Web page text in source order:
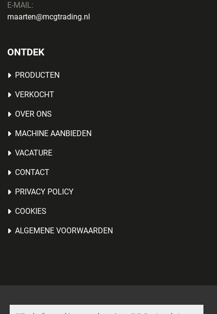
E-MAIL:
maarten@mcgtrading.nl
ONTDEK
PRODUCTEN
VERKOCHT
OVER ONS
MACHINE AANBIEDEN
VACATURE
CONTACT
PRIVACY POLICY
COOKIES
ALGEMENE VOORWAARDEN